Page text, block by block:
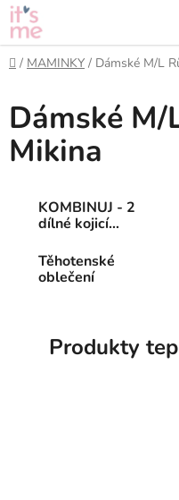
Přejít
na
obsah
Domů
/ MAMINKY / Dámské M/L
Dámské M/
Mikina
KOMBINUJ - 2
dílné kojicí
Těhotenské
oblečení
Produkty